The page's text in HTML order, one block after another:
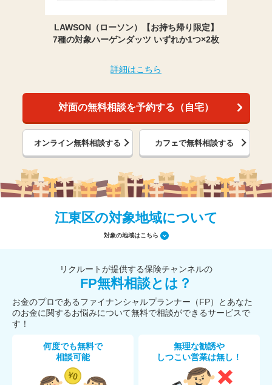
LAWSON（ローソン）【お持ち帰り限定】
7種の対象ハーゲンダッツ いずれか1つ×2枚
詳細はこちら
対面の無料相談を予約する（自宅）
オンライン無料相談する カフェで無料相談する
江東区の対象地域について
対象の地域はこちら
リクルートが提供する保険チャンネルの
FP無料相談とは？
お金のプロであるファイナンシャルプランナー（FP）とあなた
のお金に関するお悩みについて無料で相談ができるサービスで
す！
何度でも無料で
相談可能
無理な勧誘や
しつこい営業は無し！